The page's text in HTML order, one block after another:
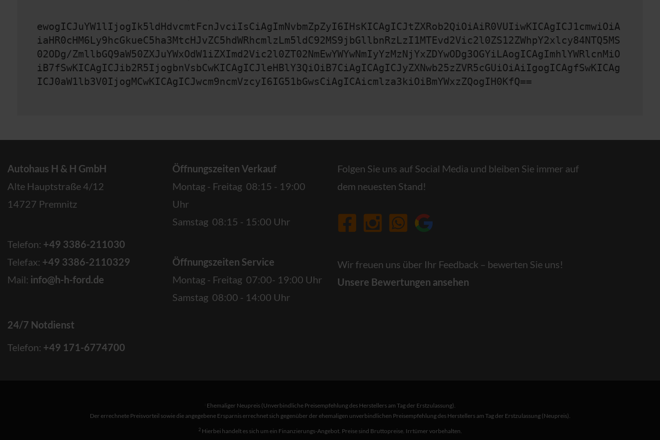
ewogICJuYW1lIjogIk5ldHdvcmtFcnJvciIsCiAgImNvbmZpZyI6IHsKICAgICJtZXRob2QiOiAiR0VUIiwKICAgICJ1cmwiOiA
iaHR0cHM6Ly9hcGkueC5ha3MtcHJvZC5hdWRhcmlzLm5ldC92MS9jbGllbnRzLzI1MTEvd2Vic2l0ZS12ZWhpY2xlcy84NTQ5MS
02ODg/ZmllbGQ9aW50ZXJuYWxOdW1iZXImd2Vic2l0ZT02NmEwYWYwNmIyYzMzNjYxZDYwODg3OGYiLAogICAgImhlYWRlcnMiO
iB7fSwKICAgICJib2R5IjogbnVsbCwKICAgICJleHBlY3QiOiB7CiAgICAgICJyZXNwb25zZVR5cGUiOiAiIgogICAgfSwKICAg
ICJ0aW1lb3V0IjogMCwKICAgICJwcm9ncmVzcyI6IG51bGwsCiAgICAicmlza3kiOiBmYWxzZQogIH0KfQ==
Autohaus H & H GmbH
Alte Hauptstraße 4/12
14727 Premnitz
Telefon: +49 3386-211030
Telefax: +49 3386-2110329
Mail: info@h-h-ford.de
24/7 Notdienst
Telefon: +49 171-6774700
Öffnungszeiten Verkauf
Montag - Freitag 08:15 - 19:00
Uhr
Samstag 08:15 - 15:00 Uhr
Öffnungszeiten Service
Montag - Freitag 07:00- 19:00 Uhr
Samstag 08:00 - 14:00 Uhr
Folgen Sie uns auf Social Media und bleiben Sie immer auf
dem neuesten Stand!
Wir freuen uns über Ihr Feedback – bewerten Sie uns!
Unsere Bewertungen ansehen
Ehemaliger Neupreis (Unverbindliche Preisempfehlung des Herstellers am Tag der Erstzulassung).
Der errechnete Preisvorteil sowie die angegebene Ersparnis errechnet sich gegenüber der ehemaligen unverbindlichen Preisempfehlung des Herstellers am Tag der Erstzulassung (Neupreis).
2 Hierbei handelt es sich um ein Finanzierungs-Angebot. Preise sind Bruttopreise. Irrtümer vorbehalten.